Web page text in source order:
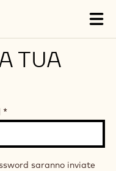
TUA
*
saranno inviate